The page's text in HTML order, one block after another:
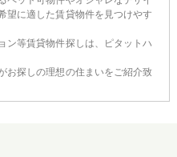
望に適した賃貸物件を見つけやす
ン等賃貸物件探しは、ピタットハ
お探しの理想の住まいをご紹介致